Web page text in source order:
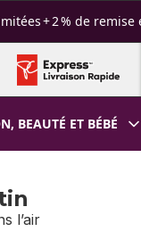
+ 2 % de
BEAUTÉ ET BÉBÉ
l’air